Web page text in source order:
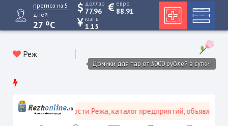
прогноз на 5
дней
27 oC
доллар
77.96
евро
88.91
юань
1.15
Реж
Домики для пар от 3000 рублей в сутки!
портал - Новости Режа, каталог предприятий, объявления,